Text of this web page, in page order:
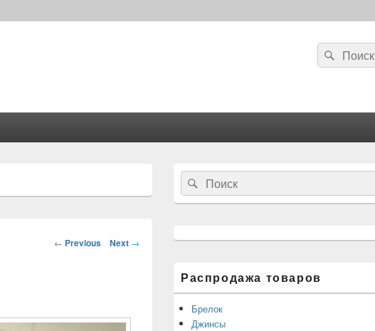
Search
for:
Search
Навигация
← Previous Next →
Область
основной
боковой
панели
Search
for:
Search
Распродажа товаров
Брелок
Джинсы